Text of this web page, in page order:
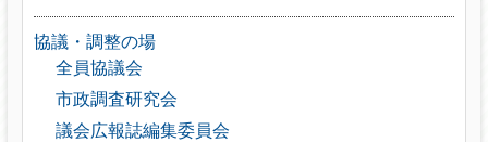
協議・調整の場
全員協議会
市政調査研究会
議会広報誌編集委員会